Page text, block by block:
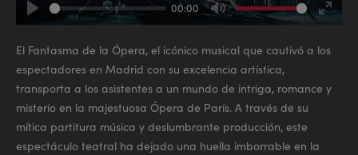
El Fantasma de la Ópera, el icónico musical que cautivó a los
espectadores en Madrid con su excelencia artística,
transporta a los asistentes a un mundo de intriga, romance y
misterio en la majestuosa Ópera de París. A través de su
mítica partitura música y deslumbrante producción, este
espectáculo teatral ha dejado una huella imborrable en la
Play
00:00
Mute